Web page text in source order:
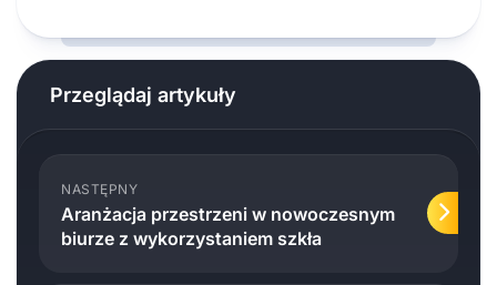
Przeglądaj artykuły
NASTĘPNY
Aranżacja przestrzeni w nowoczesnym
biurze z wykorzystaniem szkła